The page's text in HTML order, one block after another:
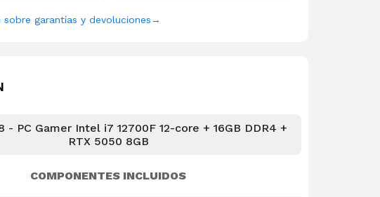
sobre garantías y devoluciones→
- PC Gamer Intel i7 12700F 12-core + 16GB DDR4 +
RTX 5050 8GB
COMPONENTES INCLUIDOS